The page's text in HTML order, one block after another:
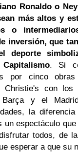
Ronaldoo
más altos y
o
inversión, que
deporte
. Si
por cinco
Christie's con
y el
la
un espectáculo
todos, de
esperar a que su